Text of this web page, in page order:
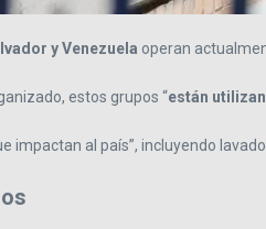
y Venezuela operan
estos grupos “están
impactan al país”, incluyendo